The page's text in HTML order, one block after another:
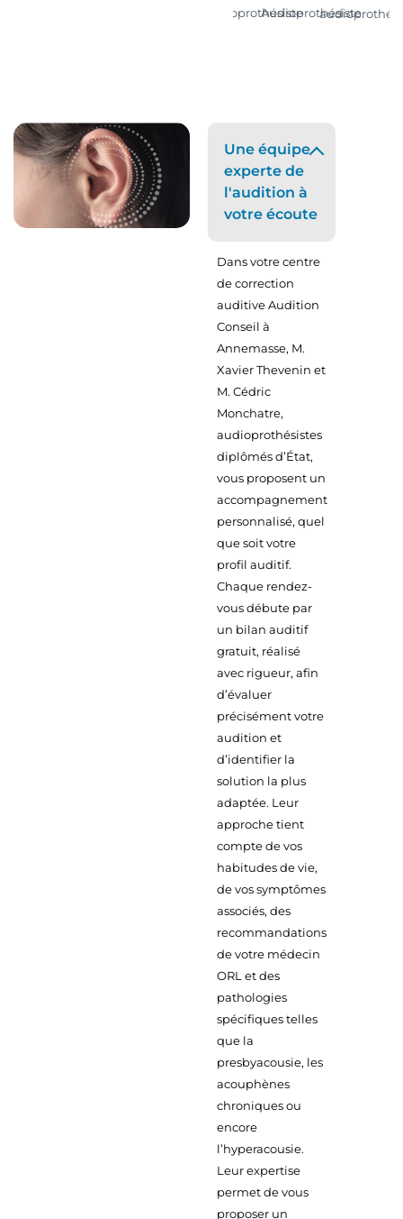
AudioprothésisteAudioprothésiste
Une équipe
experte de
l'audition à
votre écoute
Dans votre centre
de correction
auditive Audition
Conseil à
Annemasse, M.
Xavier Thevenin et
M. Cédric
Monchatre,
audioprothésistes
diplômés d’État,
vous proposent un
accompagnement
personnalisé, quel
que soit votre
profil auditif.
Chaque rendez-
vous débute par
un bilan auditif
gratuit, réalisé
avec rigueur, afin
d’évaluer
précisément votre
audition et
d’identifier la
solution la plus
adaptée. Leur
approche tient
compte de vos
habitudes de vie,
de vos symptômes
associés, des
recommandations
de votre médecin
ORL et des
pathologies
spécifiques telles
que la
presbyacousie, les
acouphènes
chroniques ou
encore
l’hyperacousie.
Leur expertise
permet de vous
proposer un